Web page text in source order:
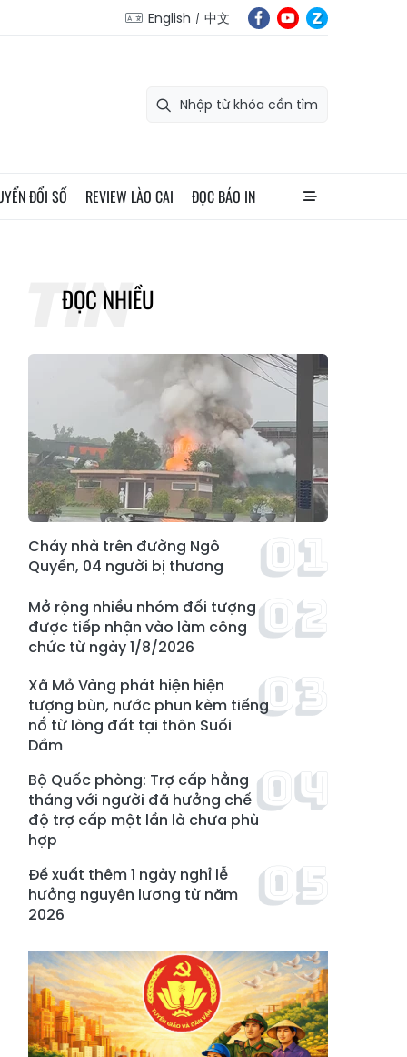
English 中文
ĐỔI SỐ REVIEW LÀO CAI ĐỌC BÁO IN
ĐỌC NHIỀU
Cháy nhà trên đường Ngô
Quyền, 04 người bị thương
Mở rộng nhiều nhóm đối tượng
được tiếp nhận vào làm công
chức từ ngày 1/8/2026
Xã Mỏ Vàng phát hiện hiện
tượng bùn, nước phun kèm tiếng
nổ từ lòng đất tại thôn Suối
Dầm
Bộ Quốc phòng: Trợ cấp hằng
tháng với người đã hưởng chế
độ trợ cấp một lần là chưa phù
hợp
Đề xuất thêm 1 ngày nghỉ lễ
hưởng nguyên lương từ năm
2026